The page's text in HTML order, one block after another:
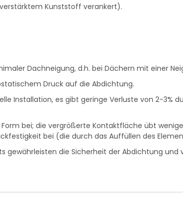
Kunststoff verankert).
Dachneigung, d.h. bei Dächern mit einer
Druck auf die Abdichtung.
Installation, es gibt geringe Verluste von 2-3%
bei; die vergrößerte Kontaktfläche übt
bei (die durch das Auffüllen des
gewährleisten die Sicherheit der Abdichtung und